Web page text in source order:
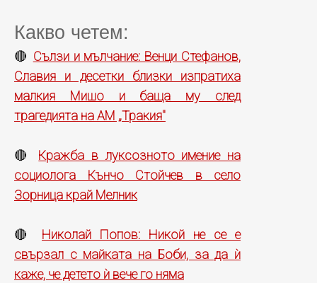
Какво четем:
🔴 Сълзи и мълчание: Венци Стефанов,
Славия и десетки близки изпратиха
малкия Мишо и баща му след
трагедията на АМ „Тракия"
🔴 Кражба в луксозното имение на
социолога Кънчо Стойчев в село
Зорница край Мелник
🔴 Николай Попов: Никой не се е
свързал с майката на Боби, за да ѝ
каже, че детето ѝ вече го няма